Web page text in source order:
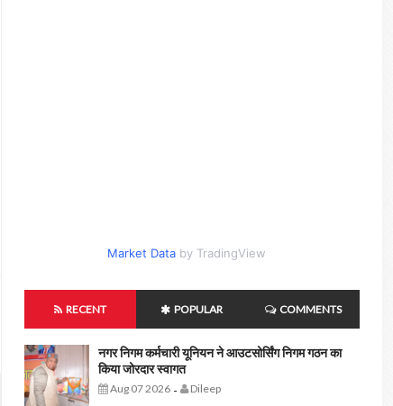
Market Databy TradingView
RECENT POPULAR COMMENTS
नगर निगम कर्मचारी यूनियन ने आउटसोर्सिंग निगम गठन का
किया जोरदार स्वागत
Aug 07 2026- Dileep